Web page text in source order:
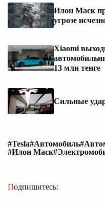
Илон Маск
угрозе
Xiaomi
13 млн тенге
Сильные
#Tesla#Автомобиль
#Илон Маск
Подпишитесь: